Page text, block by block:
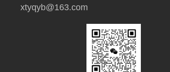
xtyqyb@163.com